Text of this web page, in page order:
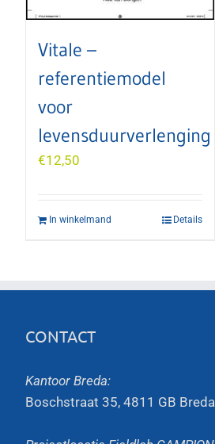
Vitale –
referentiemodel
voor
levensduurverlenging
€12,50
In winkelmand Details
CONTACT
Kantoor Breda:
Boschstraat 35, 4811 GB Breda